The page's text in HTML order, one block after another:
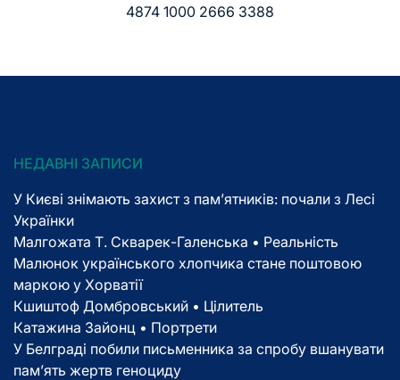
4874 1000 2666 3388
НЕДАВНІ ЗАПИСИ
У Києві знімають захист з пам’ятників: почали з Лесі
Українки
Малгожата Т. Скварек-Галенська • Реальність
Малюнок українського хлопчика стане поштовою
маркою у Хорватії
Кшиштоф Домбровський • Цілитель
Катажина Зайонц • Портрети
У Белграді побили письменника за спробу вшанувати
пам’ять жертв геноциду